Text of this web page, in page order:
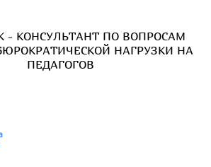
КОНСУЛЬТАНТ ПО ВОПРОСАМ
НАГРУЗКИ НА
ПЕДАГОГОВ